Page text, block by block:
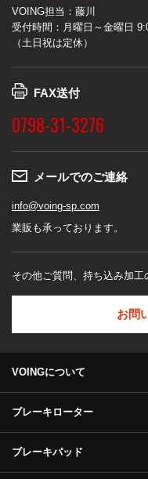
VOING担当：藤川
受付時間：月曜日～金曜日
（土日祝は定休）
FAX送付
0798-31-3276
メールでのご連絡
info@voing-sp.com
業販も承っております。
その他ご質問、持ち込み加工
お問
VOINGについて
ブレーキローター
ブレーキパッド